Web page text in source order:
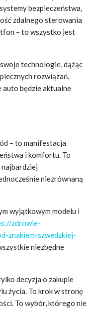
bezpieczeństwa,
zdalnego sterowania
– to wszystko jest
technologie, dążąc
rozwiązań.
auto będzie aktualne
– to manifestacja
i komfortu. To
niezrównaną
wyjątkowym modelu i
zdrowie-
znakiem-szwedzkiej-
niezbędne
decyzja o zakupie
życia. To krok w stronę
To wybór, którego nie